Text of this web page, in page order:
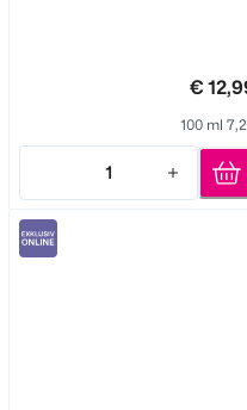
€
100 ml
1
Quantity: 1